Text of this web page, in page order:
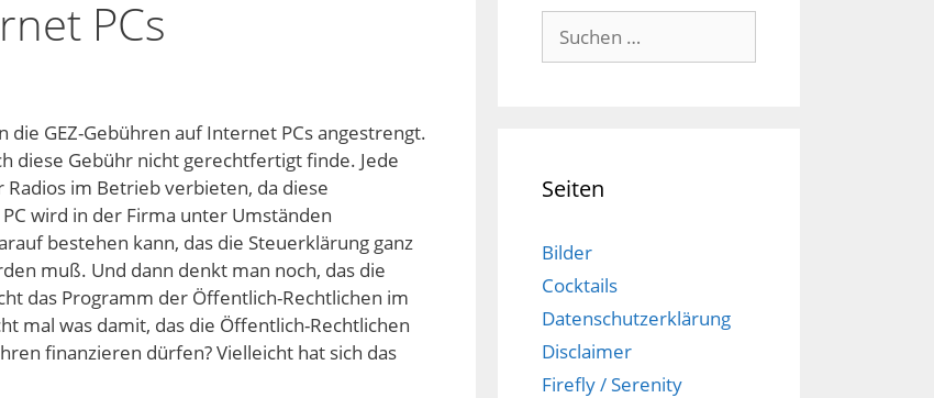
PCs
die GEZ-Gebühren auf Internet PCs angestrengt.
diese Gebühr nicht gerechtfertigt finde. Jede
im Betrieb verbieten, da diese
wird in der Firma unter Umständen
bestehen kann, das die Steuerklärung ganz
muß. Und dann denkt man noch, das die
das Programm der Öffentlich-Rechtlichen im
mal was damit, das die Öffentlich-Rechtlichen
finanzieren dürfen? Vielleicht hat sich das
Suchen
nach:
Seiten
Bilder
Cocktails
Datenschutzerklärung
Disclaimer
Firefly / Serenity